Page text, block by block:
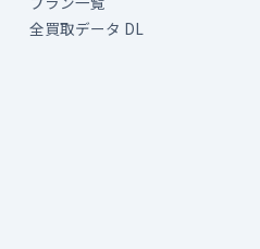
全買取データ DL